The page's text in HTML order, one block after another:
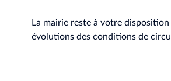
La mairie reste à votre
évolutions des conditions de